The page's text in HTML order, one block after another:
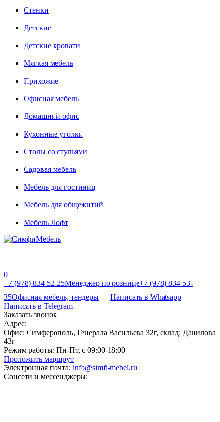
Стенки
Детские
Детские кровати
Мягкая мебель
Прихожие
Офисная мебель
Домашний офис
Кухонные уголки
Столы со стульями
Садовая мебель
Мебель для гостиниц
Мебель для общежитий
Мебель Лофт
0
+7 (978) 834 52-25Менеджер по рознице+7 (978) 834 53-
35Офисная мебель, тендеры
Написать в Whatsapp
Написать в Telegram
Заказать звонок
Адрес:
Офис: Симферополь, Генерала Васильева 32г, склад: Данилова
43г
Режим работы: Пн-Пт, с 09:00-18:00
Проложить маршрут
Электронная почта: info@simfi-mebel.ru
Соцсети и мессенджеры: